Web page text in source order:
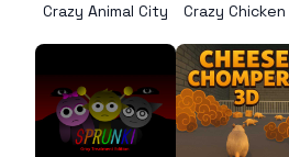
Crazy Animal City Crazy Chicken